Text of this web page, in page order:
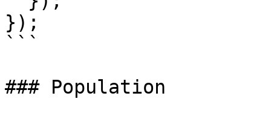
});
```
### Population